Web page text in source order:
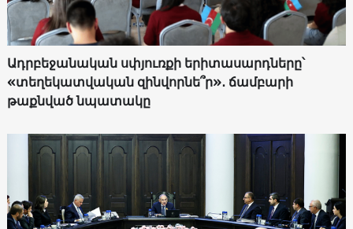
Ադրբեջանական սփյուռքի երիտասարդները՝
«տեղեկատվական զինվորնե՞ր»․ ճամբարի
թաքնված նպատակը